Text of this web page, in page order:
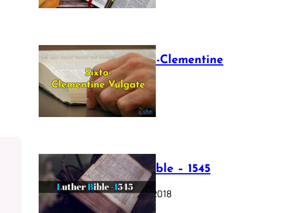
The Sixto-Clementine
Vulgate
July 12, 2025
Luther Bible – 1545
October 17, 2018